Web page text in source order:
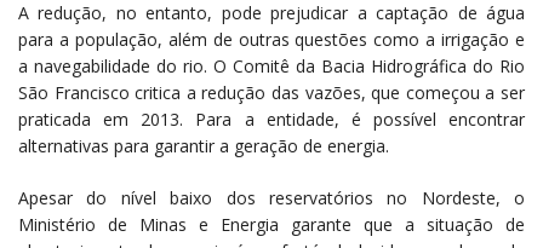
A redução, no entanto, pode prejudicar a captação de água
para a população, além de outras questões como a irrigação e
a navegabilidade do rio. O Comitê da Bacia Hidrográfica do Rio
São Francisco critica a redução das vazões, que começou a ser
praticada em 2013. Para a entidade, é possível encontrar
alternativas para garantir a geração de energia.
Apesar do nível baixo dos reservatórios no Nordeste, o
Ministério de Minas e Energia garante que a situação de